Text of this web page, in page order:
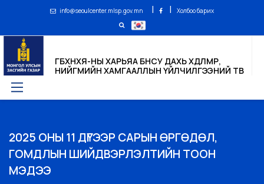
info@seoulcenter.mlsp.gov.mn | | Холбоо барих
ГБХНХЯ-НЫ ХАРЬЯА БНСУ ДАХЬ ХӨДӨЛМӨР,
НИЙГМИЙН ХАМГААЛЛЫН ҮЙЛЧИЛГЭЭНИЙ ТӨВ
2025 ОНЫ 11 ДҮГЭЭР САРЫН ӨРГӨДӨЛ,
ГОМДЛЫН ШИЙДВЭРЛЭЛТИЙН ТООН
МЭДЭЭ